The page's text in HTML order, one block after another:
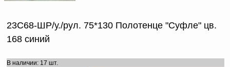
23С68-ШР/у./рул. 75*130 Полотенце "Суфле" цв.
168 синий
В наличии: 17 шт.